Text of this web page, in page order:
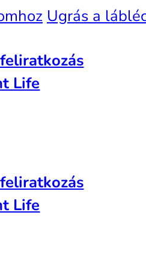
Ugrás a
Life
Life